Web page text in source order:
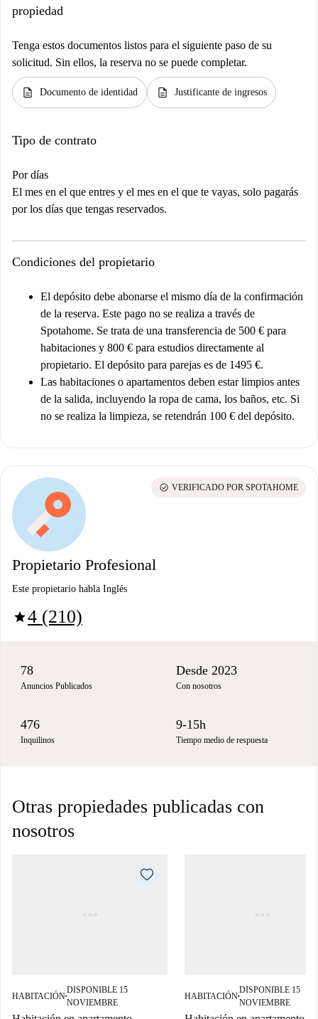
propiedad
Tenga estos documentos listos para el siguiente paso de su
solicitud. Sin ellos, la reserva no se puede completar.
description Documento de identidad description Justificante de ingresos
Tipo de contrato
Por días
El mes en el que entres y el mes en el que te vayas, solo pagarás
por los días que tengas reservados.
Condiciones del propietario
El depósito debe abonarse el mismo día de la confirmación
de la reserva. Este pago no se realiza a través de
Spotahome. Se trata de una transferencia de 500 € para
habitaciones y 800 € para estudios directamente al
propietario. El depósito para parejas es de 1495 €.
Las habitaciones o apartamentos deben estar limpios antes
de la salida, incluyendo la ropa de cama, los baños, etc. Si
no se realiza la limpieza, se retendrán 100 € del depósito.
Propietario Profesional
Este propietario habla Inglés
star4 (210)
check_circle VERIFICADO POR SPOTAHOME
78
Anuncios Publicados
Desde 2023
Con nosotros
476
Inquilinos
9-15h
Tiempo medio de respuesta
Otras propiedades publicadas con
nosotros
HABITACIÓN■
DISPONIBLE 15
NOVIEMBRE
HABITACIÓN■
DISPONIBLE 15
NOVIEMBRE